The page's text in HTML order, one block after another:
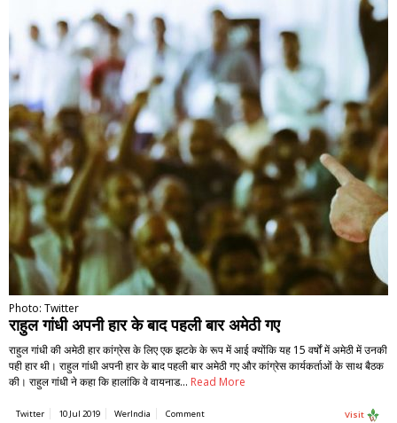
Photo: Twitter
राहुल गांधी अपनी हार के बाद पहली बार अमेठी गए
राहुल गांधी की अमेठी हार कांग्रेस के लिए एक झटके के रूप में आई क्योंकि यह 15 वर्षों में अमेठी में उनकी
पही हार थी। राहुल गांधी अपनी हार के बाद पहली बार अमेठी गए और कांग्रेस कार्यकर्ताओं के साथ बैठक
की। राहुल गांधी ने कहा कि हालांकि वे वायनाड… Read More
Twitter 10 Jul 2019 WerIndia Comment Visit